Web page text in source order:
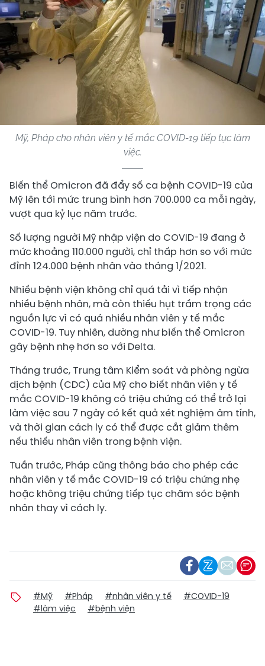
Mỹ, Pháp cho nhân viên y tế mắc COVID-19 tiếp tục làm
việc.
Biến thể Omicron đã đẩy số ca bệnh COVID-19 của
Mỹ lên tới mức trung bình hơn 700.000 ca mỗi ngày,
vượt qua kỷ lục năm trước.
Số lượng người Mỹ nhập viện do COVID-19 đang ở
mức khoảng 110.000 người, chỉ thấp hơn so với mức
đỉnh 124.000 bệnh nhân vào tháng 1/2021.
Nhiều bệnh viện không chỉ quá tải vì tiếp nhận
nhiều bệnh nhân, mà còn thiếu hụt trầm trọng các
nguồn lực vì có quá nhiều nhân viên y tế mắc
COVID-19. Tuy nhiên, dường như biến thể Omicron
gây bệnh nhẹ hơn so với Delta.
Tháng trước, Trung tâm Kiểm soát và phòng ngừa
dịch bệnh (CDC) của Mỹ cho biết nhân viên y tế
mắc COVID-19 không có triệu chứng có thể trở lại
làm việc sau 7 ngày có kết quả xét nghiệm âm tính,
và thời gian cách ly có thể được cắt giảm thêm
nếu thiếu nhân viên trong bệnh viện.
Tuần trước, Pháp cũng thông báo cho phép các
nhân viên y tế mắc COVID-19 có triệu chứng nhẹ
hoặc không triệu chứng tiếp tục chăm sóc bệnh
nhân thay vì cách ly.
#Mỹ #Pháp #nhân viên y tế
#COVID-19
#làm việc
#bệnh viện